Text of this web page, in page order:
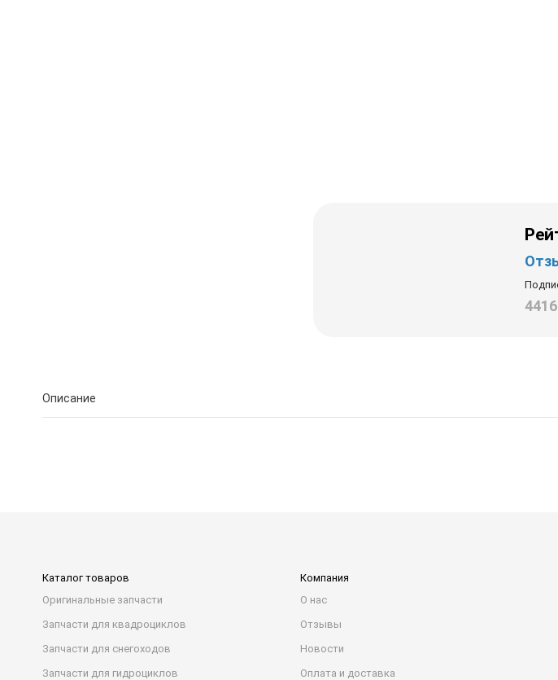
Описание
Каталог товаров
Оригинальные запчасти
Запчасти для квадроциклов
Запчасти для снегоходов
Запчасти для гидроциклов
Компания
О нас
Отзывы
Новости
Оплата и доставка